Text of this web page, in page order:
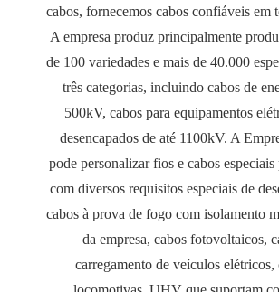
cabos, fornecemos cabos confiáveis ​​em
A empresa produz principalmente
de 100 variedades e mais de 40.000
três categorias, incluindo cabos de
500kV, cabos para equipamentos
desencapados de até 1100kV. A
pode personalizar fios e cabos especiais
com diversos requisitos especiais de
cabos à prova de fogo com isolamento
da empresa, cabos fotovoltaicos,
carregamento de veículos elétricos,